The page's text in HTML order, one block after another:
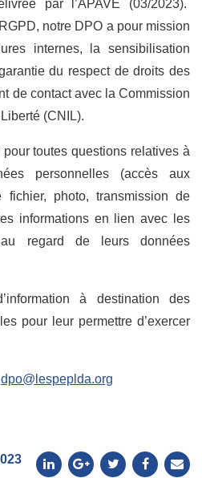
par l’APAVE (03/2023).
notre DPO a pour mission
internes, la sensibilisation
du respect de droits des
de contact avec la Commission
(CNIL).
toutes questions relatives à
personnelles (accès aux
fichier, photo, transmission de
informations en lien avec les
regard de leurs données
à destination des
pour leur permettre d’exercer
dpo@lespeplda.org